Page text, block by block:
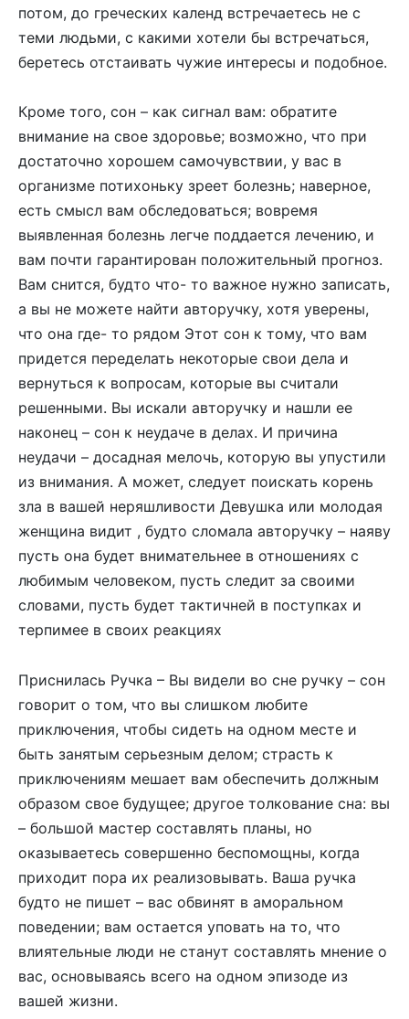
потом, до греческих календ встречаетесь не с
теми людьми, с какими хотели бы встречаться,
беретесь отстаивать чужие интересы и подобное.
Кроме того, сон – как сигнал вам: обратите
внимание на свое здоровье; возможно, что при
достаточно хорошем самочувствии, у вас в
организме потихоньку зреет болезнь; наверное,
есть смысл вам обследоваться; вовремя
выявленная болезнь легче поддается лечению, и
вам почти гарантирован положительный прогноз.
Вам снится, будто что- то важное нужно записать,
а вы не можете найти авторучку, хотя уверены,
что она где- то рядом Этот сон к тому, что вам
придется переделать некоторые свои дела и
вернуться к вопросам, которые вы считали
решенными. Вы искали авторучку и нашли ее
наконец – сон к неудаче в делах. И причина
неудачи – досадная мелочь, которую вы упустили
из внимания. А может, следует поискать корень
зла в вашей неряшливости Девушка или молодая
женщина видит , будто сломала авторучку – наяву
пусть она будет внимательнее в отношениях с
любимым человеком, пусть следит за своими
словами, пусть будет тактичней в поступках и
терпимее в своих реакциях
Приснилась Ручка – Вы видели во сне ручку – сон
говорит о том, что вы слишком любите
приключения, чтобы сидеть на одном месте и
быть занятым серьезным делом; страсть к
приключениям мешает вам обеспечить должным
образом свое будущее; другое толкование сна: вы
– большой мастер составлять планы, но
оказываетесь совершенно беспомощны, когда
приходит пора их реализовывать. Ваша ручка
будто не пишет – вас обвинят в аморальном
поведении; вам остается уповать на то, что
влиятельные люди не станут составлять мнение о
вас, основываясь всего на одном эпизоде из
вашей жизни.